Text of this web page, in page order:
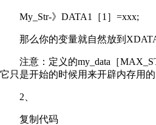
My_Str-》DATA1［1］=xxx;
那么你的变量就自然放到
注意：定义的my_data［
它只是开始的时候用来开辟内存用的
2、
复制代码